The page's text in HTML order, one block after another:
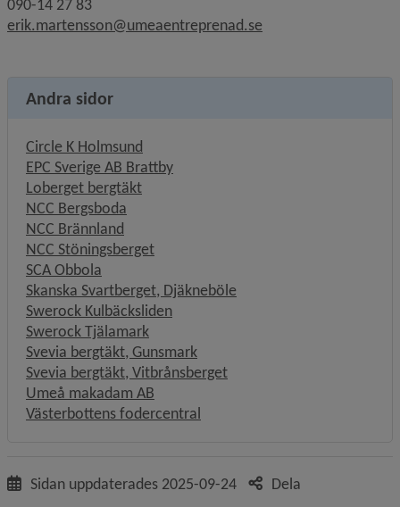
090-14 27 83
erik.martensson@umeaentreprenad.se
Andra sidor
Circle K Holmsund
EPC Sverige AB Brattby
Loberget bergtäkt
NCC Bergsboda
NCC Brännland
NCC Stöningsberget
SCA Obbola
Skanska Svartberget, Djäkneböle
Swerock Kulbäcksliden
Swerock Tjälamark
Svevia bergtäkt, Gunsmark
Svevia bergtäkt, Vitbrånsberget
Umeå makadam AB
Västerbottens fodercentral
Sidan uppdaterades 2025-09-24 Dela